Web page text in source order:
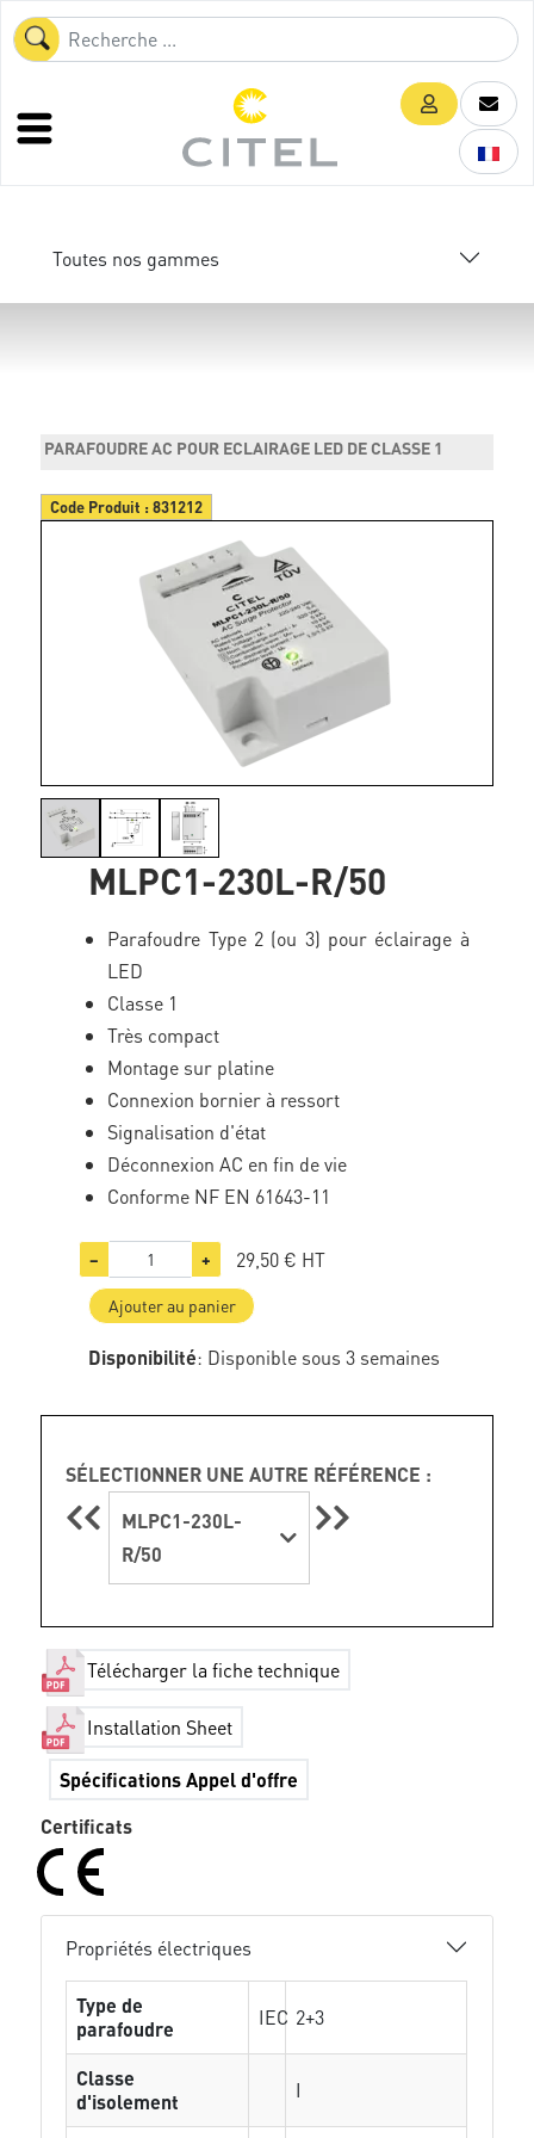
Toutes nos gammes
PARAFOUDRE AC POUR ECLAIRAGE LED DE CLASSE 1
Code Produit :831212
MLPC1-230L-R/50
Parafoudre Type 2 (ou 3) pour éclairage à
LED
Classe 1
Très compact
Montage sur platine
Connexion bornier à ressort
Signalisation d'état
Déconnexion AC en fin de vie
Conforme NF EN 61643-11
− + 29,50 € HT
Ajouter au panier
Disponibilité: Disponible sous 3 semaines
SÉLECTIONNER UNE AUTRE RÉFÉRENCE :
MLPC1-230L-
R/50
Télécharger la fiche technique
Installation Sheet
Spécifications Appel d'offre
Certificats
Propriétés électriques
Type de
parafoudre
IEC 2+3
Classe
d'isolement
I